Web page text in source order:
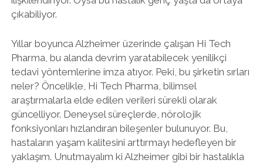
çıkabiliyor.
Yıllar boyunca Alzheimer üzerinde çalışan Hi Tech
Pharma, bu alanda devrim yaratabilecek yenilikçi
tedavi yöntemlerine imza atıyor. Peki, bu şirketin sırları
neler? Öncelikle, Hi Tech Pharma, bilimsel
araştırmalarla elde edilen verileri sürekli olarak
güncelliyor. Deneysel süreçlerde, nörolojik
fonksiyonları hızlandıran bileşenler bulunuyor. Bu,
hastaların yaşam kalitesini arttırmayı hedefleyen bir
yaklaşım. Unutmayalım ki Alzheimer gibi bir hastalıkla